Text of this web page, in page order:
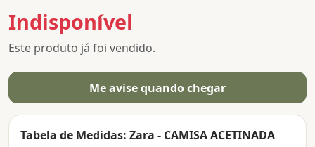
Indisponível
Este produto já foi vendido.
Me avise quando chegar
Tabela de Medidas: Zara - CAMISA ACETINADA